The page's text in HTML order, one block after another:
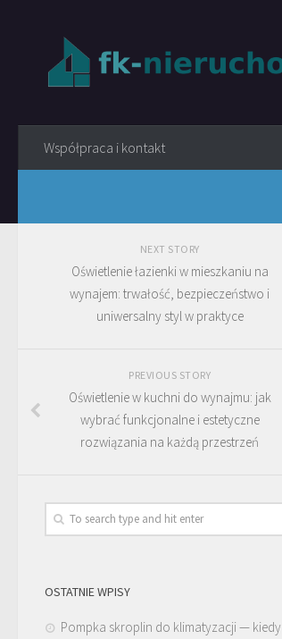
Współpraca i kontakt
NEXT STORY
Oświetlenie łazienki w mieszkaniu na
wynajem: trwałość, bezpieczeństwo i
uniwersalny styl w praktyce
PREVIOUS STORY
Oświetlenie w kuchni do wynajmu: jak
wybrać funkcjonalne i estetyczne
rozwiązania na każdą przestrzeń
OSTATNIE WPISY
Pompka skroplin do klimatyzacji — kiedy